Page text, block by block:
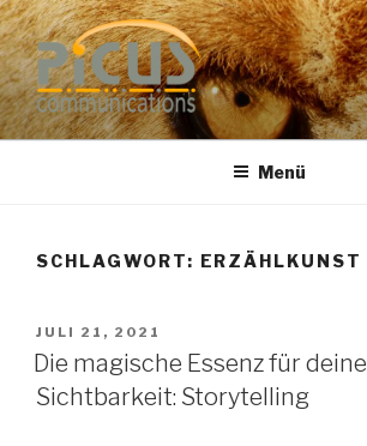
Zum
Inhalt
springen
PUBLIC RELATIONS
Dr. Heike Specht
Menü
SCHLAGWORT: ERZÄHLKUNST
VERÖFFENTLICHT
AM
JULI 21, 2021
Die magische Essenz für deine
Sichtbarkeit: Storytelling